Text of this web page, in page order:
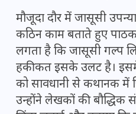
मौजूदा दौर में जासूसी
कठिन काम बताते हुए
लगता है कि जासूसी गल्प
हकीकत इसके उलट है। इसमें
को सावधानी से कथानक में
उन्होंने लेखकों की बौद्धिक